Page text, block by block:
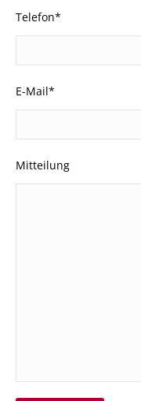
Telefon*
E-Mail*
Mitteilung